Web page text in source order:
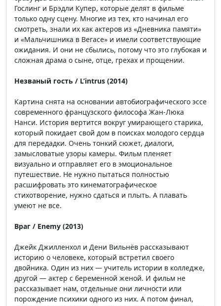
Гослинг и Брэдли Купер, которые делят в фильме
только одну сцену. Многие из тех, кто начинал его
смотреть, знали их как актеров из «Дневника памяти»
и «Мальчишника в Вегасе» и имели соответствующие
ожидания. И они не сбылись, потому что это глубокая и
сложная драма о сыне, отце, грехах и прощении.
Незваный гость / L’intrus (2014)
Картина снята на основании автобиографического эссе
современного французского философа Жан-Люка
Нанси. История вертится вокруг умирающего старика,
который покидает свой дом в поисках молодого сердца
для передадки. Очень тонкий сюжет, диалоги,
замысловатые узоры камеры. Фильм пленяет
визуально и отправляет его в эмоциональное
путешествие. Не нужно пытаться полностью
расшифровать это кинематографическое
стихотворение, нужно сдаться и плыть. А плавать
умеют не все.
Враг / Enemy (2013)
Джейк Джилленхол и Дени Вильнёв рассказывают
историю о человеке, который встретил своего
двойника. Один из них — учитель истории в колледже,
другой — актер с беременной женой. И фильм не
рассказывает нам, отдельные они личности или
порождение психики одного из них. А потом финал,